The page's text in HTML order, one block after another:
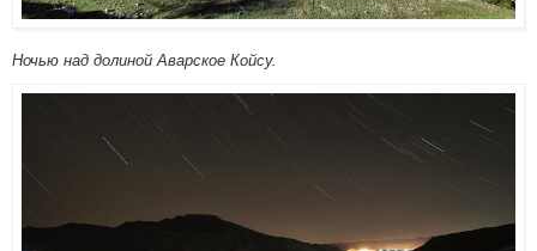
Ночью над долиной Аварское Койсу.